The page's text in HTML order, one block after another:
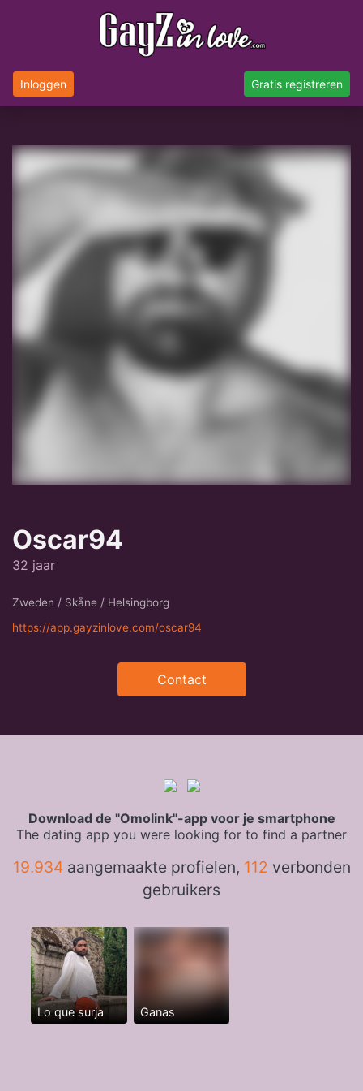
Inloggen Gratis registreren
Oscar94
32 jaar
Zweden / Skåne / Helsingborg
https://app.gayzinlove.com/oscar94
Contact
Download de "Omolink"-app voor je smartphone
The dating app you were looking for to find a partner
19.934aangemaakte profielen, 112 verbonden
gebruikers
Lo que surja Ganas